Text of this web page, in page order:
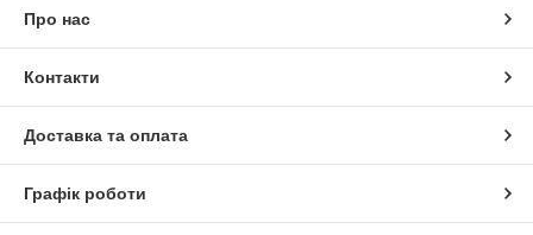
Про нас
Контакти
Доставка та оплата
Графік роботи